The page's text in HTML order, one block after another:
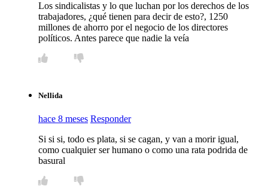
Los sindicalistas y lo que luchan por los derechos de los
trabajadores, ¿qué tienen para decir de esto?, 1250
millones de ahorro por el negocio de los directores
políticos. Antes parece que nadie la veía
Nellida
hace 8 meses Responder
Si si si, todo es plata, si se cagan, y van a morir igual,
como cualquier ser humano o como una rata podrida de
basural